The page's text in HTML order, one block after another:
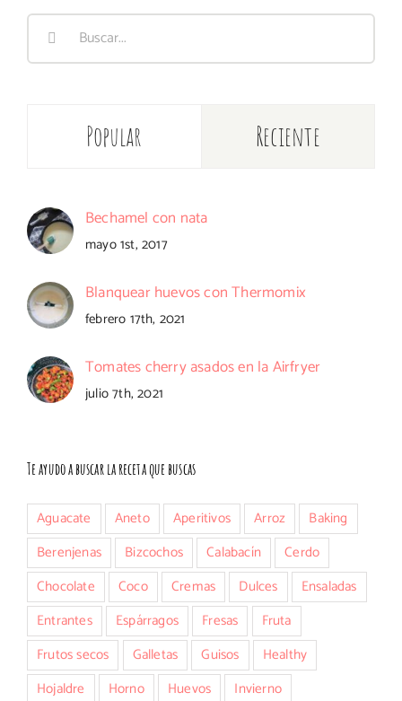
Buscar:
Popular Reciente
Bechamel con nata
mayo 1st, 2017
Blanquear huevos con Thermomix
febrero 17th, 2021
Tomates cherry asados en la Airfryer
julio 7th, 2021
Te ayudo a buscar la receta que buscas
Aguacate Aneto Aperitivos Arroz
Baking
Berenjenas
Bizcochos Calabacín
Cerdo
Chocolate
Coco Cremas Dulces
Ensaladas
Entrantes
Espárragos Fresas
Fruta
Frutos secos
Galletas Guisos
Healthy
Hojaldre
Horno Huevos
Invierno